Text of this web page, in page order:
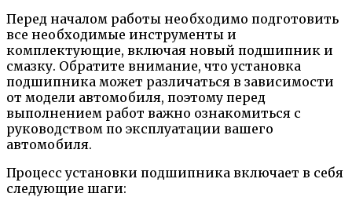
Перед началом работы необходимо подготовить
все необходимые инструменты и
комплектующие, включая новый подшипник и
смазку. Обратите внимание, что установка
подшипника может различаться в зависимости
от модели автомобиля, поэтому перед
выполнением работ важно ознакомиться с
руководством по эксплуатации вашего
автомобиля.
Процесс установки подшипника включает в себя
следующие шаги: